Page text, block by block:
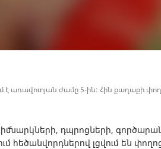
առավոտյան ժամը 5-ին: Հին քաղաքի
դպրոցների,
հեծանվորդներով լցվում են